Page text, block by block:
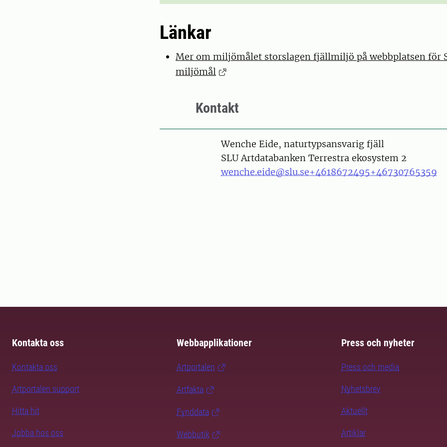
Länkar
Mer om miljömålet storslagen fjällmiljö på webbplatsen för
miljömål
Kontakt
PersonWenche Eide, naturtypsansvarig fjäll
SLU Artdatabanken Terrestra ekosystem 2
wenche.eide@slu.se+4618672495+46730765359
Kontakta oss
Kontakta oss
Artportalen support
Hitta hit
Jobba hos oss
Webbapplikationer
Artportalen
Artfakta
Fynddata
Webbutik
Press och nyheter
Press och media
Nyhetsbrev
Aktuellt
Artiklar